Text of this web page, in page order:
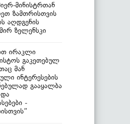
მინისტრთან
ზამთრისთვის
აღდგენის
ზელენსკი
ირაკლი
გაკეთებულ
მან
ინტერესების
გააყალბა
-